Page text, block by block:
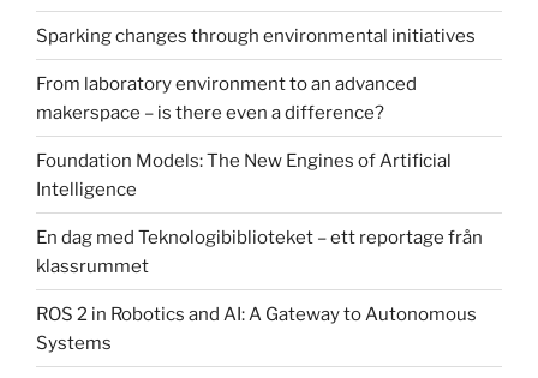
Sparking changes through environmental initiatives
From laboratory environment to an advanced
makerspace – is there even a difference?
Foundation Models: The New Engines of Artificial
Intelligence
En dag med Teknologibiblioteket – ett reportage från
klassrummet
ROS 2 in Robotics and AI: A Gateway to Autonomous
Systems